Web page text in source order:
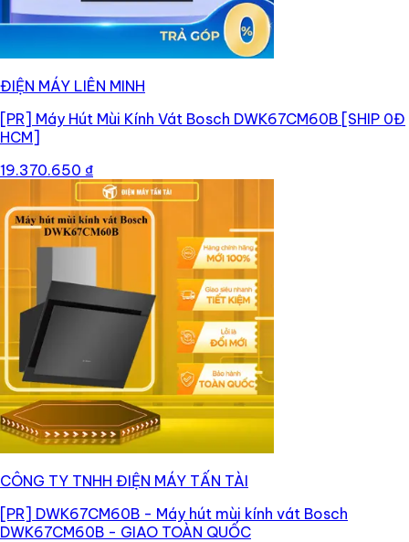
ĐIỆN MÁY LIÊN MINH
[PR] Máy Hút Mùi Kính Vát Bosch DWK67CM60B [SHIP 0Đ
HCM]
19.370.650 ₫
CÔNG TY TNHH ĐIỆN MÁY TẤN TÀI
[PR] DWK67CM60B - Máy hút mùi kính vát Bosch
DWK67CM60B - GIAO TOÀN QUỐC